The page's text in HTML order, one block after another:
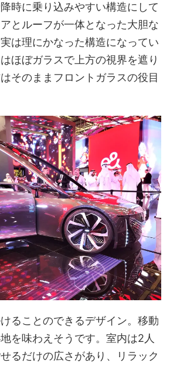
時に乗り込みやすい構造にして
とルーフが一体となった大胆な
は理にかなった構造になってい
ほぼガラスで上方の視界を遮り
そのままフロントガラスの役目
ることのできるデザイン。移動
を味わえそうです。室内は2人
るだけの広さがあり、リラック